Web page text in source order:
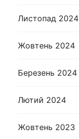
Листопад 2024
Жовтень 2024
Березень 2024
Лютий 2024
Жовтень 2023